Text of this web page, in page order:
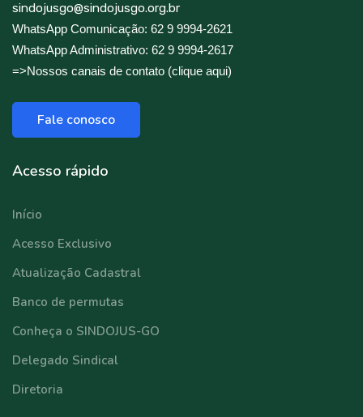
sindojusgo@sindojusgo.org.br
WhatsApp Comunicação: 62 9 9994-2621
WhatsApp Administrativo: 62 9 9994-2617
=>Nossos canais de contato (clique aqui)
Fale conosco
Acesso rápido
Início
Acesso Exclusivo
Atualização Cadastral
Banco de permutas
Conheça o SINDOJUS-GO
Delegado Sindical
Diretoria